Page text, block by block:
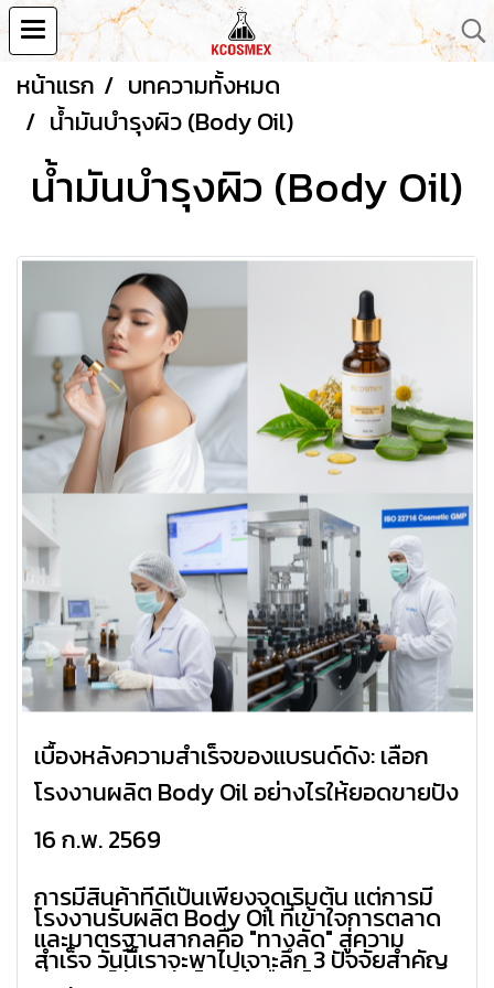
หน้าแรก
บทความทั้งหมด
น้ำมันบำรุงผิว (Body Oil)
น้ำมันบำรุงผิว (Body Oil)
เบื้องหลังความสำเร็จของแบรนด์ดัง: เลือก
โรงงานผลิต Body Oil อย่างไรให้ยอดขายปัง
16 ก.พ. 2569
การมีสินค้าที่ดีเป็นเพียงจุดเริ่มต้น แต่การมี
โรงงานรับผลิต Body Oil ที่เข้าใจการตลาด
และมาตรฐานสากลคือ "ทางลัด" สู่ความ
สำเร็จ วันนี้เราจะพาไปเจาะลึก 3 ปัจจัยสำคัญ